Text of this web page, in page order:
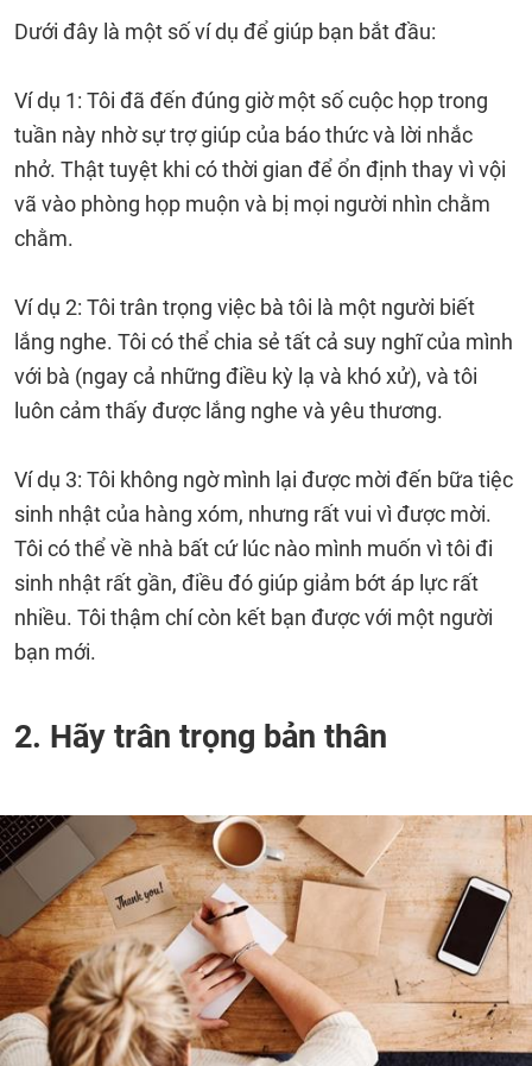
Dưới đây là một số ví dụ để giúp bạn bắt đầu:
Ví dụ 1: Tôi đã đến đúng giờ một số cuộc họp trong
tuần này nhờ sự trợ giúp của báo thức và lời nhắc
nhở. Thật tuyệt khi có thời gian để ổn định thay vì vội
vã vào phòng họp muộn và bị mọi người nhìn chằm
chằm.
Ví dụ 2: Tôi trân trọng việc bà tôi là một người biết
lắng nghe. Tôi có thể chia sẻ tất cả suy nghĩ của mình
với bà (ngay cả những điều kỳ lạ và khó xử), và tôi
luôn cảm thấy được lắng nghe và yêu thương.
Ví dụ 3: Tôi không ngờ mình lại được mời đến bữa tiệc
sinh nhật của hàng xóm, nhưng rất vui vì được mời.
Tôi có thể về nhà bất cứ lúc nào mình muốn vì tôi đi
sinh nhật rất gần, điều đó giúp giảm bớt áp lực rất
nhiều. Tôi thậm chí còn kết bạn được với một người
bạn mới.
2. Hãy trân trọng bản thân